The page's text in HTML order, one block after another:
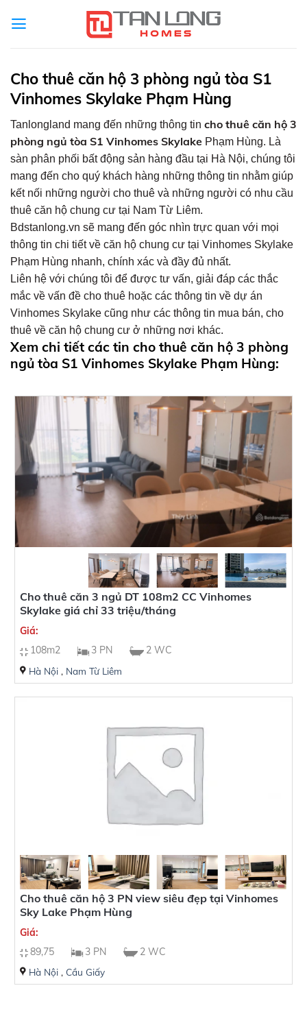
Cho thuê căn hộ 3 phòng ngủ tòa S1
Vinhomes Skylake Phạm Hùng
Tanlongland mang đến những thông tin cho thuê căn hộ 3
phòng ngủ tòa S1 Vinhomes Skylake Phạm Hùng. Là
sàn phân phối bất động sản hàng đầu tại Hà Nội, chúng tôi
mang đến cho quý khách hàng những thông tin nhằm giúp
kết nối những người cho thuê và những người có nhu cầu
thuê căn hộ chung cư tại Nam Từ Liêm.
Bdstanlong.vn sẽ mang đến góc nhìn trực quan với mọi
thông tin chi tiết về căn hộ chung cư tại Vinhomes Skylake
Phạm Hùng nhanh, chính xác và đầy đủ nhất.
Liên hệ với chúng tôi để được tư vấn, giải đáp các thắc
mắc về vấn đề cho thuê hoặc các thông tin về dự án
Vinhomes Skylake cũng như các thông tin mua bán, cho
thuê về căn hộ chung cư ở những nơi khác.
Xem chi tiết các tin cho thuê căn hộ 3 phòng
ngủ tòa S1 Vinhomes Skylake Phạm Hùng:
Loại dự án Loại BĐS bán
Loại BĐS thuê Dự án
Phân khu
Khoảng giá bán
Khoảng giá thuê Khoảng diện tích
Số Phòng Ngủ Số Phòng tắm
Hướng nhà
Cho thuê căn 3 ngủ DT 108m2 CC Vinhomes
Skylake giá chỉ 33 triệu/tháng
Giá:
108m2
3 PN 2 WC
Hà Nội, Nam Từ Liêm
Cho thuê căn hộ 3 PN view siêu đẹp tại Vinhomes
Sky Lake Phạm Hùng
Giá:
89,75
3 PN 2 WC
Hà Nội, Cầu Giấy